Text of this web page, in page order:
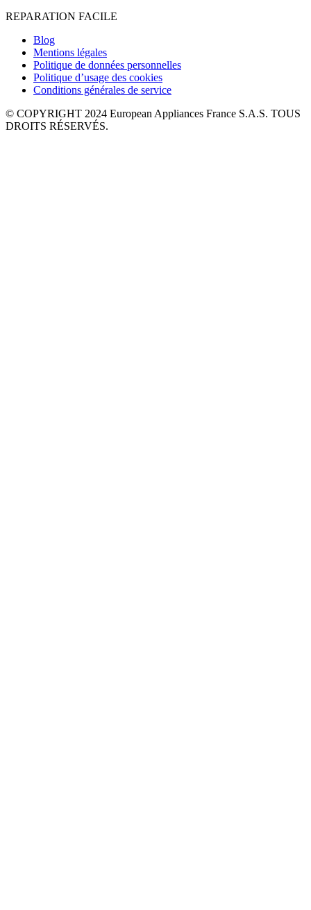
REPARATION FACILE
Blog
Mentions légales
Politique de données personnelles
Politique d’usage des cookies
Conditions générales de service
© COPYRIGHT 2024 European Appliances France S.A.S. TOUS
DROITS RÉSERVÉS.